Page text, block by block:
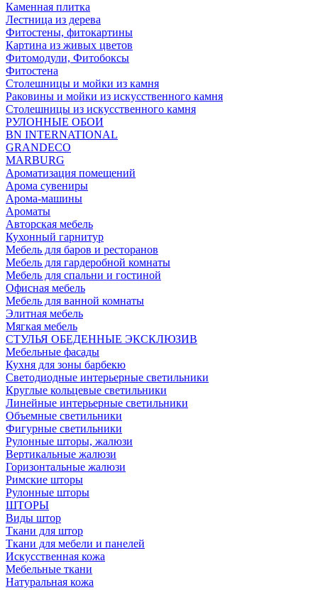
Каменная плитка
Лестница из дерева
Фитостены, фитокартины
Картина из живых цветов
Фитомодули, Фитобоксы
Фитостена
Столешницы и мойки из камня
Раковины и мойки из искусственного камня
Столешницы из искусственного камня
РУЛОННЫЕ ОБОИ
BN INTERNATIONAL
GRANDECO
MARBURG
Ароматизация помещений
Арома сувениры
Арома-машины
Ароматы
Авторская мебель
Кухонный гарнитур
Мебель для баров и ресторанов
Мебель для гардеробной комнаты
Мебель для спальни и гостиной
Офисная мебель
Мебель для ванной комнаты
Элитная мебель
Мягкая мебель
СТУЛЬЯ ОБЕДЕННЫЕ ЭКСКЛЮЗИВ
Мебельные фасады
Кухня для зоны барбекю
Светодиодные интерьерные светильники
Круглые кольцевые светильники
Линейные интерьерные светильники
Объемные светильники
Фигурные светильники
Рулонные шторы, жалюзи
Вертикальные жалюзи
Горизонтальные жалюзи
Римские шторы
Рулонные шторы
ШТОРЫ
Виды штор
Ткани для штор
Ткани для мебели и панелей
Искусственная кожа
Мебельные ткани
Натуральная кожа